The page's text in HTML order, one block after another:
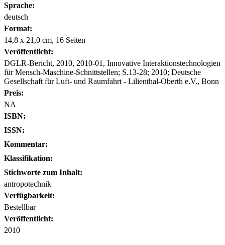
Sprache:
deutsch
Format:
14,8 x 21,0 cm, 16 Seiten
Veröffentlicht:
DGLR-Bericht, 2010, 2010-01, Innovative Interaktionstechnologien
für Mensch-Maschine-Schnittstellen; S.13-28; 2010; Deutsche
Gesellschaft für Luft- und Raumfahrt - Lilienthal-Oberth e.V., Bonn
Preis:
NA
ISBN:
ISSN:
Kommentar:
Klassifikation:
Stichworte zum Inhalt:
antropotechnik
Verfügbarkeit:
Bestellbar
Veröffentlicht:
2010